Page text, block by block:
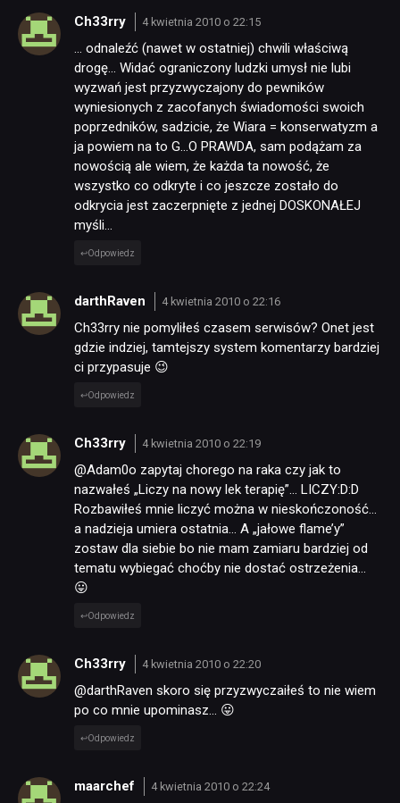
Ch33rry 4 kwietnia 2010 o 22:15
… odnaleźć (nawet w ostatniej) chwili właściwą
drogę… Widać ograniczony ludzki umysł nie lubi
wyzwań jest przyzwyczajony do pewników
wyniesionych z zacofanych świadomości swoich
poprzedników, sadzicie, że Wiara = konserwatyzm a
ja powiem na to G…O PRAWDA, sam podążam za
nowością ale wiem, że każda ta nowość, że
wszystko co odkryte i co jeszcze zostało do
odkrycia jest zaczerpnięte z jednej DOSKONAŁEJ
myśli…
Odpowiedz
darthRaven 4 kwietnia 2010 o 22:16
Ch33rry nie pomyliłeś czasem serwisów? Onet jest
gdzie indziej, tamtejszy system komentarzy bardziej
ci przypasuje 😉
Odpowiedz
Ch33rry 4 kwietnia 2010 o 22:19
@Adam0o zapytaj chorego na raka czy jak to
nazwałeś „Liczy na nowy lek terapię”… LICZY:D:D
Rozbawiłeś mnie liczyć można w nieskończoność…
a nadzieja umiera ostatnia… A „jałowe flame’y”
zostaw dla siebie bo nie mam zamiaru bardziej od
tematu wybiegać choćby nie dostać ostrzeżenia…
😛
Odpowiedz
Ch33rry 4 kwietnia 2010 o 22:20
@darthRaven skoro się przyzwyczaiłeś to nie wiem
po co mnie upominasz… 😛
Odpowiedz
maarchef 4 kwietnia 2010 o 22:24